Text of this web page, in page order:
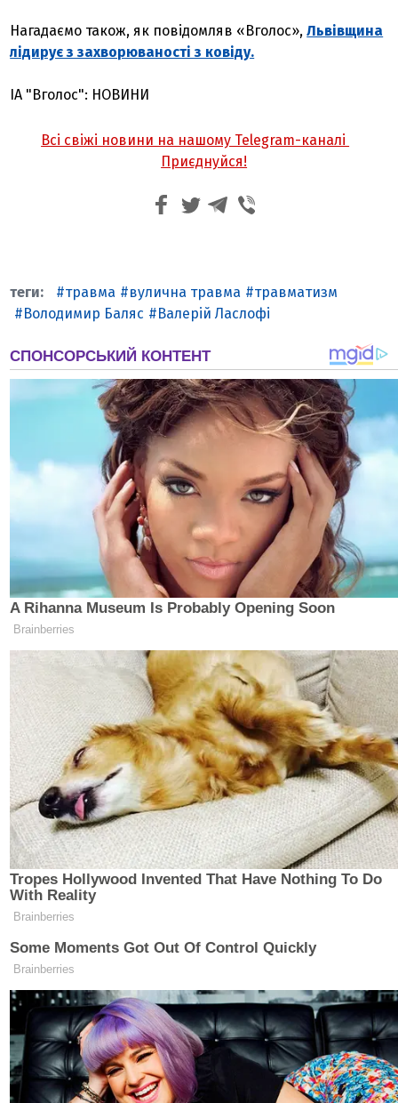
Нагадаємо також, як повідомляв «Вголос»,Львівщина
лідирує з захворюваності з ковіду.
ІА "Вголос": НОВИНИ
Всі свіжі новини на нашому Telegram-каналі
Приєднуйся!
травма вулична травма
травматизм
Володимир Баляс
Валерій Ласлофі